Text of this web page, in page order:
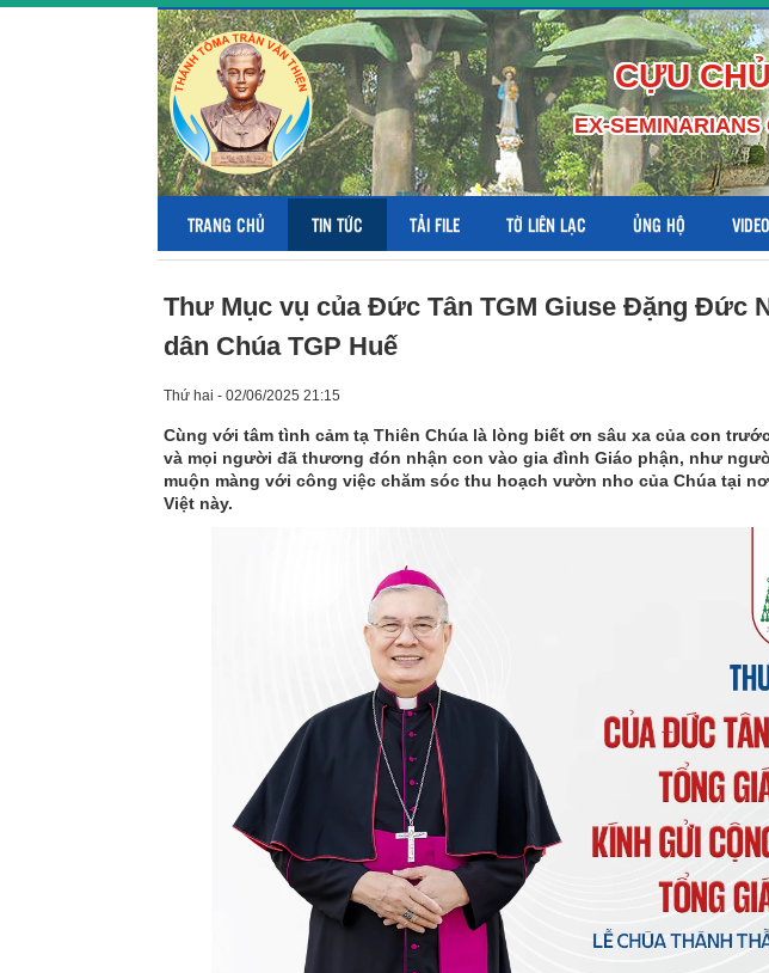
CỰU
EX-SEMINARIANS
TRANG CHỦ TIN TỨC TẢI FILE TỜ LIÊN LẠC ỦNG HỘ
Thư Mục vụ của Đức Tân TGM Giuse Đặng Đức
dân Chúa TGP Huế
Thứ hai - 02/06/2025 21:15
Cùng với tâm tình cảm tạ Thiên Chúa là lòng biết ơn sâu xa của con
và mọi người đã thương đón nhận con vào gia đình Giáo phận, như
muộn màng với công việc chăm sóc thu hoạch vườn nho của Chúa tại
Việt này.